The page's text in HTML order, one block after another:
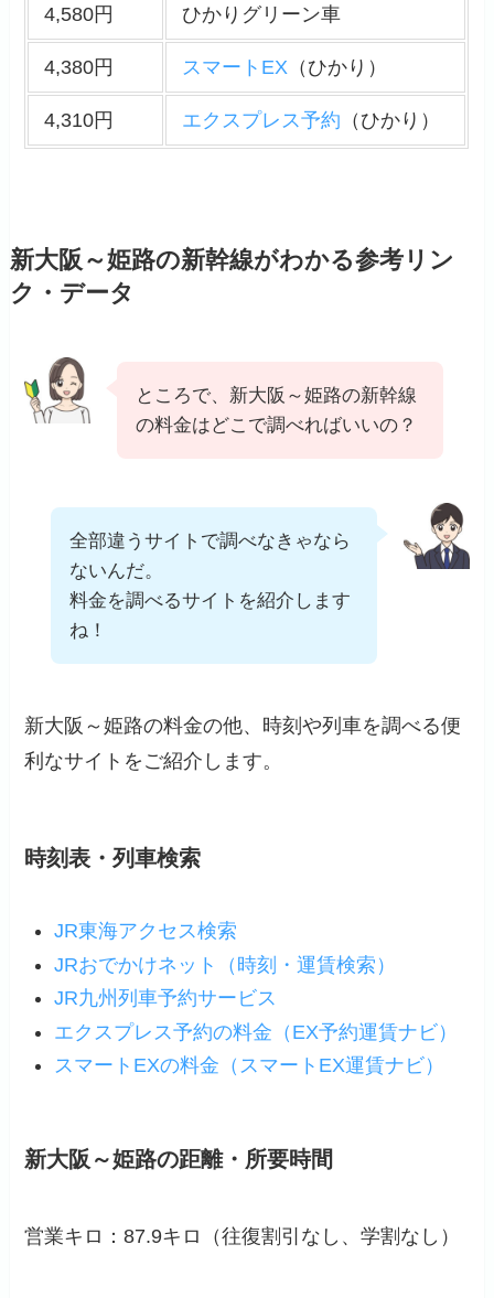
4,580円 ひかりグリーン車
4,380円 スマートEX （ひかり）
4,310円 エクスプレス予約 （ひかり）
新大阪～姫路の新幹線がわかる参考リン
ク・データ
ところで、新大阪～姫路の新幹線
の料金はどこで調べればいいの？
全部違うサイトで調べなきゃなら
ないんだ。
料金を調べるサイトを紹介します
ね！
新大阪～姫路の料金の他、時刻や列車を調べる便
利なサイトをご紹介します。
時刻表・列車検索
JR東海アクセス検索
JRおでかけネット（時刻・運賃検索）
JR九州列車予約サービス
エクスプレス予約の料金（EX予約運賃ナビ）
スマートEXの料金（スマートEX運賃ナビ）
新大阪～姫路の距離・所要時間
営業キロ：87.9キロ（往復割引なし 、学割なし）